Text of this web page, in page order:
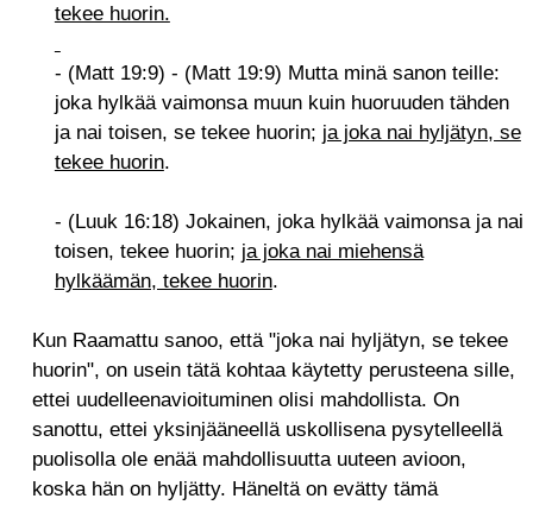
tekee huorin.
- (Matt 19:9) - (Matt 19:9) Mutta minä sanon teille:
joka hylkää vaimonsa muun kuin huoruuden tähden
ja nai toisen, se tekee huorin; ja joka nai hyljätyn, se
tekee huorin.
- (Luuk 16:18) Jokainen, joka hylkää vaimonsa ja nai
toisen, tekee huorin; ja joka nai miehensä
hylkäämän, tekee huorin.
Kun Raamattu sanoo, että "joka nai hyljätyn, se tekee
huorin", on usein tätä kohtaa käytetty perusteena sille,
ettei uudelleenavioituminen olisi mahdollista. On
sanottu, ettei yksinjääneellä uskollisena pysytelleellä
puolisolla ole enää mahdollisuutta uuteen avioon,
koska hän on hyljätty. Häneltä on evätty tämä